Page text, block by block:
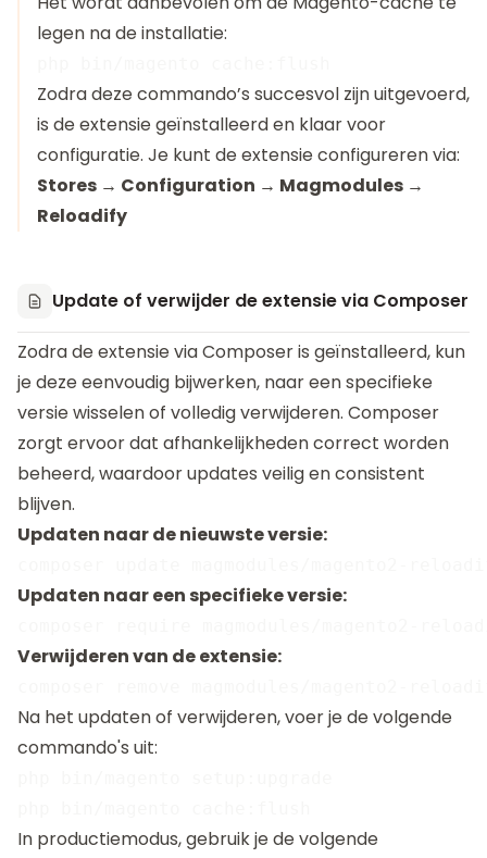
legen na de installatie:
Zodra deze commando’s succesvol zijn uitgevoerd,
is de extensie geïnstalleerd en klaar voor
configuratie. Je kunt de extensie configureren via:
Stores → Configuration → Magmodules →
Reloadify
Update of verwijder de extensie via Composer
Zodra de extensie via Composer is geïnstalleerd, kun
je deze eenvoudig bijwerken, naar een specifieke
versie wisselen of volledig verwijderen. Composer
zorgt ervoor dat afhankelijkheden correct worden
beheerd, waardoor updates veilig en consistent
blijven.
Updaten naar de nieuwste versie:
Updaten naar een specifieke versie:
Verwijderen van de extensie:
Na het updaten of verwijderen, voer je de volgende
commando's uit:
In productiemodus, gebruik je de volgende